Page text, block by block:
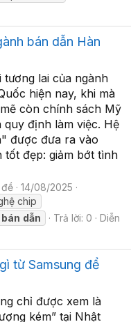
bán dẫn Hàn
lai của ngành
hiện nay, khi mà
còn chính sách Mỹ
định làm việc. Hệ
được đưa ra vào
tốt đẹp: giảm bớt tình
đề
14/08/2025
chip
bán dẫn Trả lời: 0
Diễn
từ Samsung để
chỉ được xem là
kém” tại Nhật